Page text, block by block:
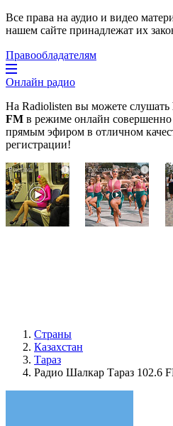
Все права на аудио и видео
нашем сайте принадлежат их
Правообладателям
Онлайн радио
На Radiolisten вы можете слушать
FM в режиме онлайн совершенно
прямым эфиром в отличном
регистрации!
i
Королева
вагона
отожгла!
Видео
i
Ржу
это
Страны
Казахстан
Тараз
Радио Шалкар Тараз 102.6